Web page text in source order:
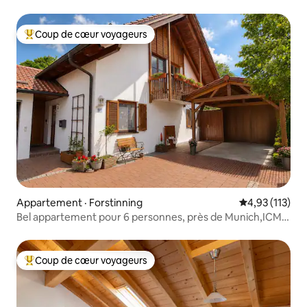
Coup de cœur voyageurs parmi les plus aimés
Coup de cœur voyageurs
Appartement · Forstinning Note
4,93 (113)
Bel appartement pour 6 personnes, près de Munich,ICM,
Coup de cœur voyageurs parmi les plus aimés
Coup de cœur voyageurs